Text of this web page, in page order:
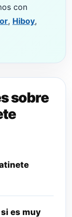
con
, Hiboy,
sobre
es muy